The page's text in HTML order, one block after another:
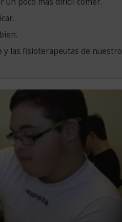
y las fisioterapeutas de nuestro